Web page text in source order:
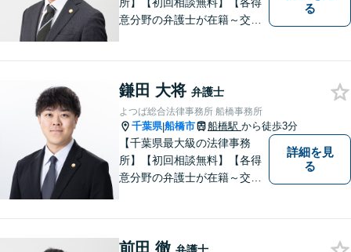
意分野の弁護士が在籍～交通
る
鎌田 大将 弁護士
よつば総合法律事務所 船橋事務所
千葉県|船橋市 船橋駅 から徒歩3分
【千葉県最大級の法律事務
所】【初回相談無料】【各得
意分野の弁護士が在籍～交通
詳細を見
る
前田 徹